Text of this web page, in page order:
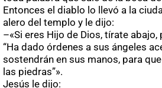
Entonces el diablo lo llevó a la
alero del templo y le dijo:
–«Si eres Hijo de Dios, tírate
“Ha dado órdenes a sus ángeles
sostendrán en sus manos, para
las piedras”».
Jesús le dijo: